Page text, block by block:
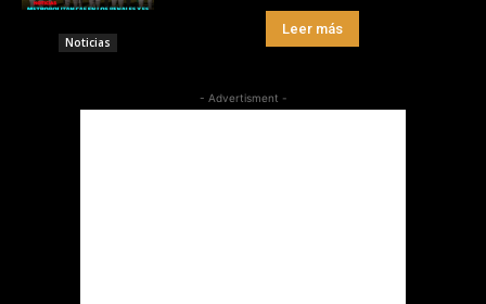
Noticias
Leer más
- Advertisment -